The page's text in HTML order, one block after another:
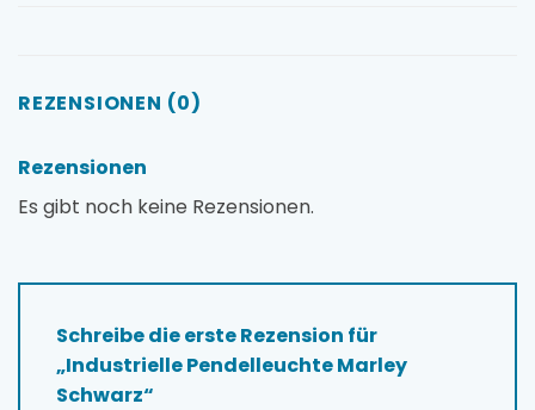
REZENSIONEN (0)
Rezensionen
Es gibt noch keine Rezensionen.
Schreibe die erste Rezension für
„Industrielle Pendelleuchte Marley
Schwarz“